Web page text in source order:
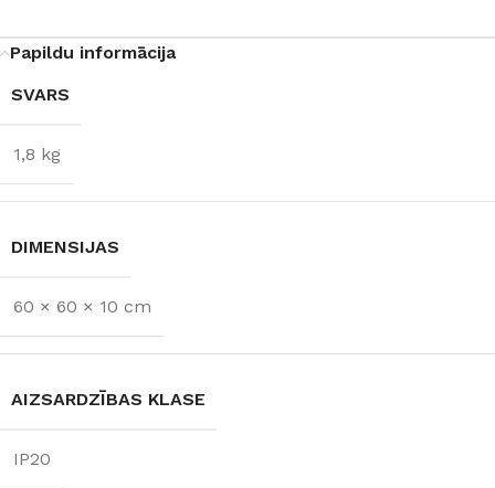
Papildu informācija
SVARS
1,8 kg
DIMENSIJAS
60 × 60 × 10 cm
AIZSARDZĪBAS KLASE
IP20